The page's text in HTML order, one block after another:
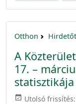
Otthon
A
17. –
statisztikája
event_available Utolsó frissítés: